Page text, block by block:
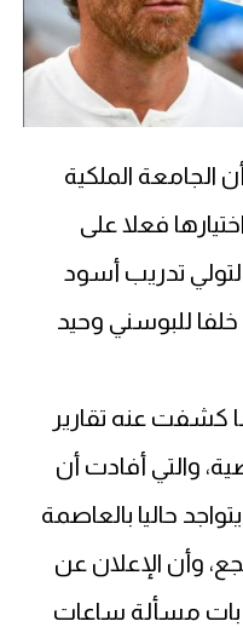
الجامعة الملكية
فعلا على
تدريب أسود
للبوسني وحيد
كشفت عنه تقارير
الماضية، والتي أفادت أن
ذي 44 عاما يتواجد حاليا بالعاصمة
وأن الإعلان عن
بات مسألة ساعات